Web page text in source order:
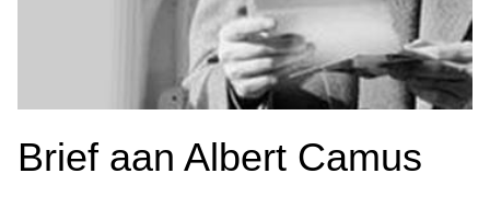
Brief aan Albert Camus